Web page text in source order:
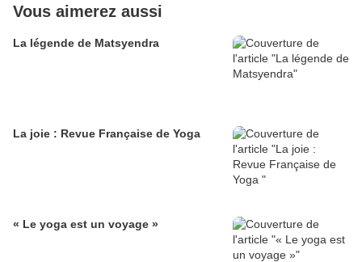
Vous aimerez aussi
La légende de Matsyendra
La joie : Revue Française de Yoga
« Le yoga est un voyage »